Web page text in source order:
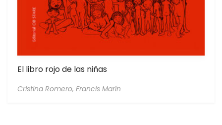
El libro rojo de las niñas
Cristina Romero, Francis Marín